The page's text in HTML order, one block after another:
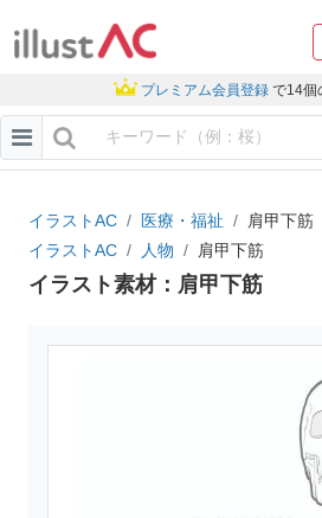
プレミアム会員登録 で14個
イラストAC 医療・福祉
肩甲下筋
イラストAC
人物 肩甲下筋
イラスト素材：肩甲下筋